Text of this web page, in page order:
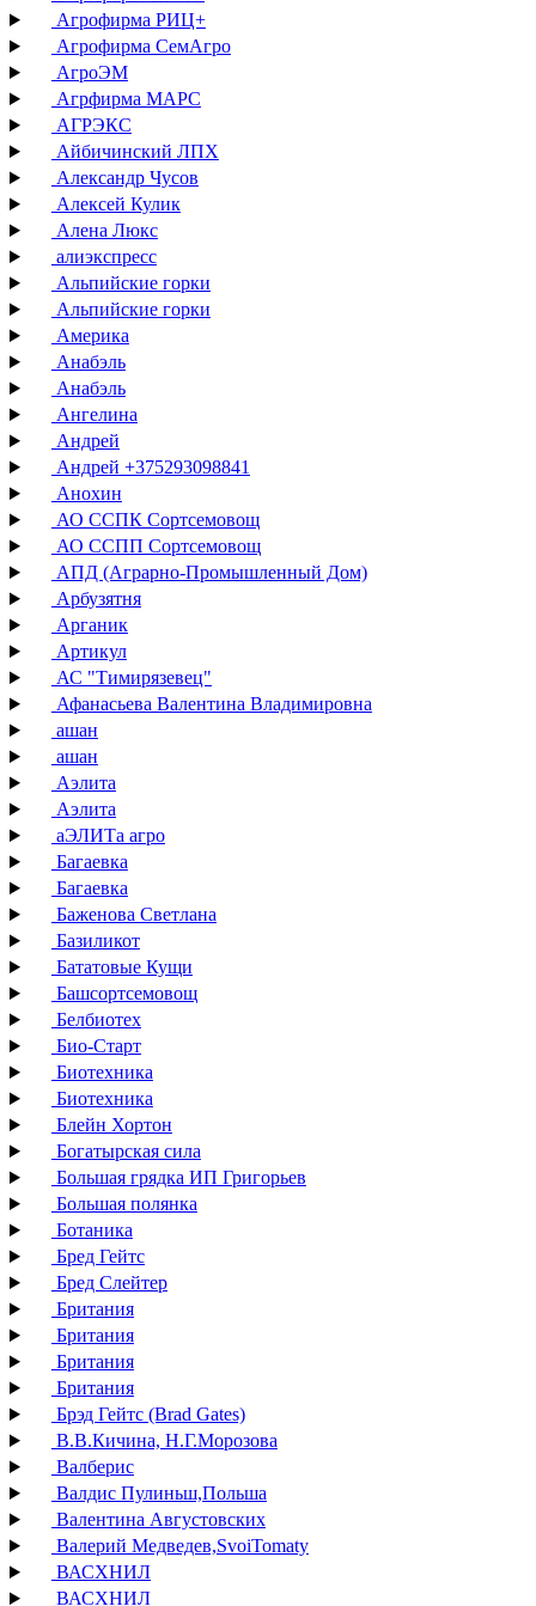
Агрофирма РИЦ+
Агрофирма СемАгро
АгроЭМ
Агрфирма МАРС
АГРЭКС
Айбичинский ЛПХ
Александр Чусов
Алексей Кулик
Алена Люкс
алиэкспресс
Альпийские горки
Альпийские горки
Америка
Анабэль
Анабэль
Ангелина
Андрей
Андрей +375293098841
Анохин
АО ССПК Сортсемовощ
АО ССПП Сортсемовощ
АПД (Аграрно-Промышленный Дом)
Арбузятня
Арганик
Артикул
АС "Тимирязевец"
Афанасьева Валентина Владимировна
ашан
ашан
Аэлита
Аэлита
аЭЛИТа агро
Багаевка
Багаевка
Баженова Светлана
Базиликот
Бататовые Кущи
Башсортсемовощ
Белбиотех
Био-Старт
Биотехника
Биотехника
Блейн Хортон
Богатырская сила
Большая грядка ИП Григорьев
Большая полянка
Ботаника
Бред Гейтс
Бред Слейтер
Британия
Британия
Британия
Британия
Брэд Гейтс (Brad Gates)
В.В.Кичина, Н.Г.Морозова
Валберис
Валдис Пулиньш,Польша
Валентина Августовских
Валерий Медведев,SvoiTomaty
ВАСХНИЛ
ВАСХНИЛ